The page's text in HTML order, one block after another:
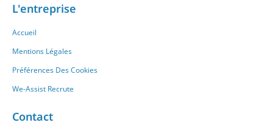
L'entreprise
Accueil
Mentions Légales
Préférences Des Cookies
We-Assist Recrute
Contact